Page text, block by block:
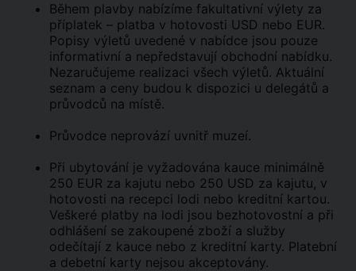
Během plavby nabízíme fakultativní výlety za
příplatek – platba v hotovosti USD nebo EUR.
Popisy výletů uvedené v nabídce jsou pouze
informativní a nepředstavují obchodní nabídku.
Nezaručujeme realizaci všech výletů. Aktuální
seznam a ceny budou k dispozici u delegátů a
průvodců na místě.
Průvodce neprovází uvnitř muzeí.
Při ubytování je vyžadována kauce minimálně
250 EUR za kajutu nebo 250 USD za kajutu, v
hotovosti na recepci lodi nebo kreditní kartou.
Veškeré platby na lodi jsou bezhotovostní a při
odhlášení se zakoupené zboží a služby
odečítají z kauce nebo z kreditní karty. Platební
a debetní karty nejsou akceptovány.